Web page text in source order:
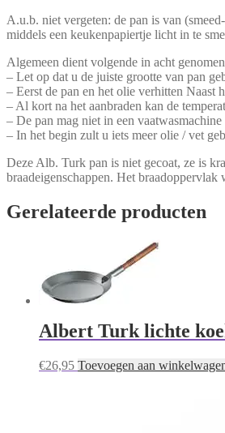
A.u.b. niet vergeten: de pan is van
middels een keukenpapiertje licht in te
Algemeen dient volgende in acht
– Let op dat u de juiste grootte van pan
– Eerst de pan en het olie verhitten Naast
– Al kort na het aanbraden kan de
– De pan mag niet in een
– In het begin zult u iets meer olie / vet
Deze Alb. Turk pan is niet gecoat, ze is
braadeigenschappen. Het
Gerelateerde producten
Albert Turk lichte
€26,95 Toevoegen aan